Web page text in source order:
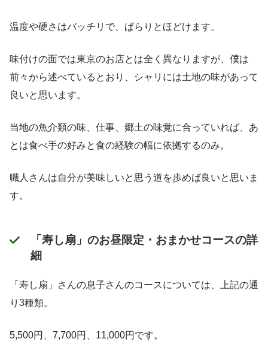
温度や硬さはバッチリで、ぱらりとほどけます。
味付けの面では東京のお店とは全く異なりますが、僕は
前々から述べているとおり、シャリには土地の味があって
良いと思います。
当地の魚介類の味、仕事、郷土の味覚に合っていれば、あ
とは食べ手の好みと食の経験の幅に依拠するのみ。
職人さんは自分が美味しいと思う道を歩めば良いと思いま
す。
「寿し扇」のお昼限定・おまかせコースの詳
細
「寿し扇」さんの息子さんのコースについては、上記の通
り3種類。
5,500円、7,700円、11,000円です。